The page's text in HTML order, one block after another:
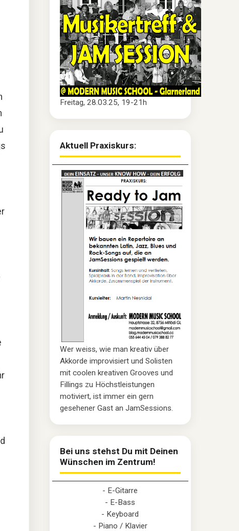
Freitag, 28.03.25, 19-21h
Aktuell Praxiskurs:
Wer weiss, wie man kreativ über
Akkorde improvisiert und Solisten
mit coolen kreativen Grooves und
Fillings zu Höchstleistungen
motiviert, ist immer ein gern
gesehener Gast an JamSessions.
Bei uns stehst Du mit Deinen
Wünschen im Zentrum!
- E-Gitarre
- E-Bass
- Keyboard
- Piano / Klavier